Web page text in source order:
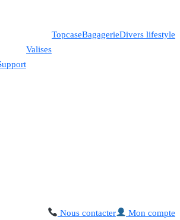
Divers lifestyle
Bagagerie
Topcase
Valises
Mon compte
Nous contacter